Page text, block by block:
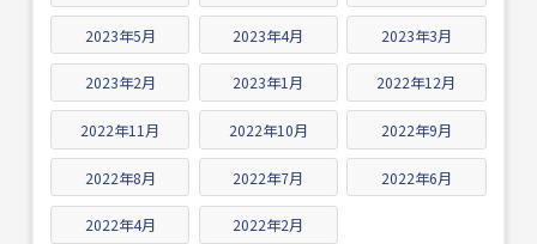
2023年5月 2023年4月 2023年3月
2023年2月 2023年1月 2022年12月
2022年11月 2022年10月 2022年9月
2022年8月 2022年7月 2022年6月
2022年4月 2022年2月